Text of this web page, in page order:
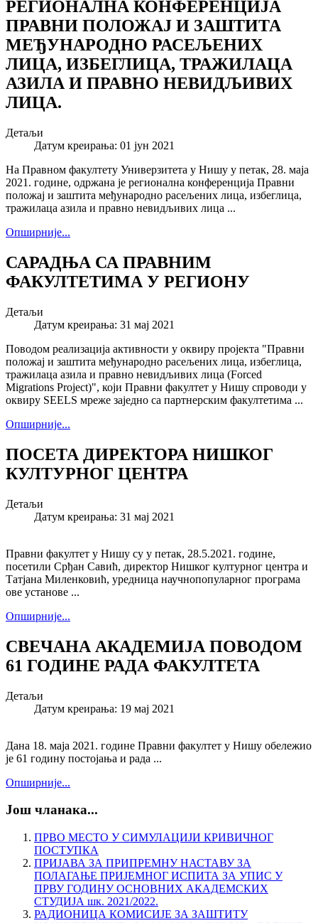
РЕГИОНАЛНА КОНФЕРЕНЦИЈА
ПРАВНИ ПОЛОЖАЈ И ЗАШТИТА
МЕЂУНАРОДНО РАСЕЉЕНИХ
ЛИЦА, ИЗБЕГЛИЦА, ТРАЖИЛАЦА
АЗИЛА И ПРАВНО НЕВИДЉИВИХ
ЛИЦА.
Детаљи
Датум креирања: 01 јун 2021
На Правном факултету Универзитета у Нишу у петак, 28. маја
2021. године, одржана је регионална конференција Правни
положај и заштита међународно расељених лица, избеглица,
тражилаца азила и правно невидљивих лица ...
Опширније...
САРАДЊА СА ПРАВНИМ
ФАКУЛТЕТИМА У РЕГИОНУ
Детаљи
Датум креирања: 31 мај 2021
Поводом реализација активности у оквиру пројекта "Правни
положај и заштита међународно расељених лица, избеглица,
тражилаца азила и правно невидљивих лица (Forced
Migrations Project)", који Правни факултет у Нишу спроводи у
оквиру SEELS мреже заједно са партнерским факултетима ...
Опширније...
ПОСЕТА ДИРЕКТОРА НИШКОГ
КУЛТУРНОГ ЦЕНТРА
Детаљи
Датум креирања: 31 мај 2021
Правни факултет у Нишу су у петак, 28.5.2021. године,
посетили Срђан Савић, директор Нишког културног центра и
Татјана Миленковић, уредница научнопопуларног програма
ове установе ...
Опширније...
СВЕЧАНА АКАДЕМИЈА ПОВОДОМ
61 ГОДИНE РАДА ФАКУЛТЕТА
Детаљи
Датум креирања: 19 мај 2021
Дана 18. маја 2021. године Правни факултет у Нишу обележио
је 61 годину постојања и рада ...
Опширније...
Још чланака...
ПРВО МЕСТО У СИМУЛАЦИЈИ КРИВИЧНОГ
ПОСТУПКА
ПРИЈАВА ЗА ПРИПРЕМНУ НАСТАВУ ЗА
ПОЛАГАЊЕ ПРИЈЕМНОГ ИСПИТА ЗА УПИС У
ПРВУ ГОДИНУ ОСНОВНИХ АКАДЕМСКИХ
СТУДИЈА шк. 2021/2022.
РАДИОНИЦА КОМИСИЈЕ ЗА ЗАШТИТУ